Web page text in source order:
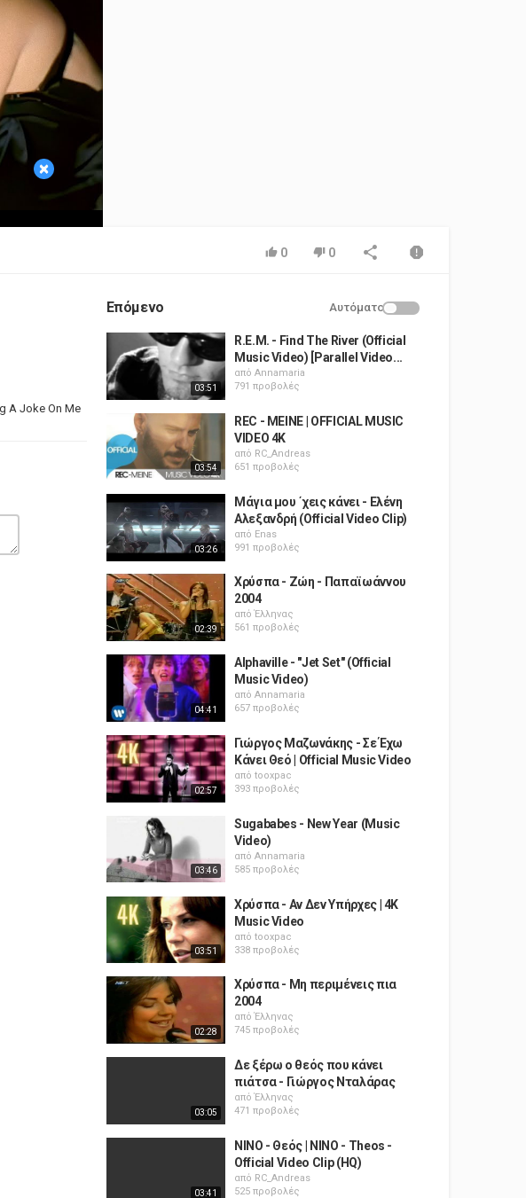
×
0 0
Joke On Me
Επόμενο Αυτόματο
03:51
R.E.M. - Find The River (Official
Music Video) [Parallel Video...
από Annamaria
791 προβολές
03:54
REC - MEINE | OFFICIAL MUSIC
VIDEO 4K
από RC_Andreas
651 προβολές
03:26
Μάγια μου ΄χεις κάνει - Ελένη
Αλεξανδρή (Official Video Clip)
από Enas
991 προβολές
02:39
Χρύσπα - Ζώη - Παπαϊωάννου
2004
απόΈλληνας
561 προβολές
04:41
Alphaville - "Jet Set" (Official
Music Video)
από Annamaria
657 προβολές
02:57
Γιώργος Μαζωνάκης - Σε Έχω
Κάνει Θεό | Official Music Video
από tooxpac
393 προβολές
03:46
Sugababes - New Year (Music
Video)
από Annamaria
585 προβολές
03:51
Χρύσπα - Αν Δεν Υπήρχες | 4K
Music Video
από tooxpac
338 προβολές
02:28
Χρύσπα - Μη περιμένεις πια
2004
απόΈλληνας
745 προβολές
03:05
Δε ξέρω ο θεός που κάνει
πιάτσα - Γιώργος Νταλάρας
απόΈλληνας
471 προβολές
03:41
NINO - Θεός | NINO - Theos -
Official Video Clip (HQ)
από RC_Andreas
525 προβολές